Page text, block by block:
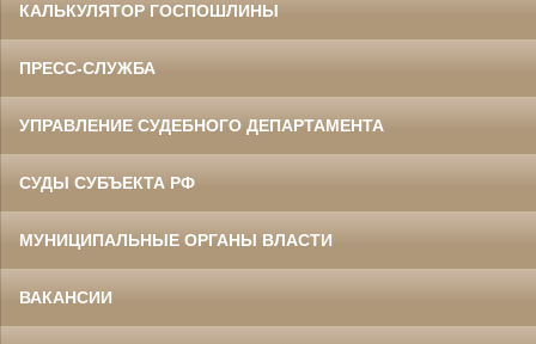
КАЛЬКУЛЯТОР ГОСПОШЛИНЫ
ПРЕСС-СЛУЖБА
УПРАВЛЕНИЕ СУДЕБНОГО ДЕПАРТАМЕНТА
СУДЫ СУБЪЕКТА РФ
МУНИЦИПАЛЬНЫЕ ОРГАНЫ ВЛАСТИ
ВАКАНСИИ